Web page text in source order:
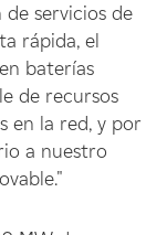
de servicios de
rápida, el
baterías
de recursos
en la red, y por
a nuestro